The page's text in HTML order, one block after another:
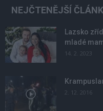
NEJČTENĚJŠÍ
Lazsko
mladé
14. 2. 2023
2. 12. 2016